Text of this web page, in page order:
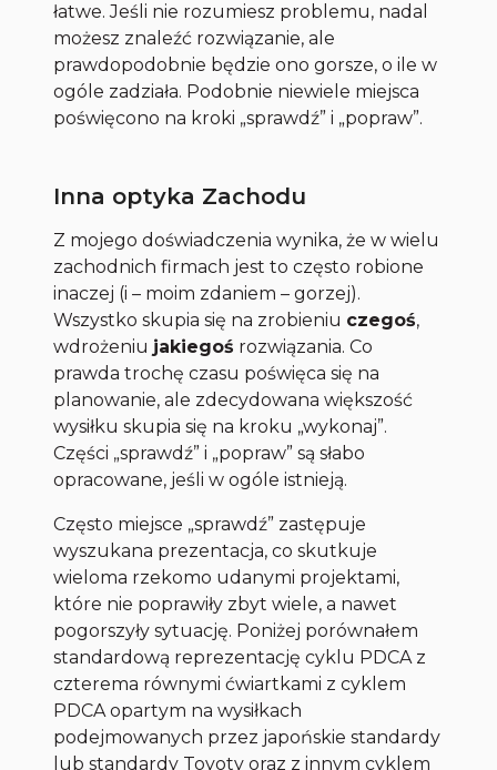
łatwe. Jeśli nie rozumiesz problemu, nadal
możesz znaleźć rozwiązanie, ale
prawdopodobnie będzie ono gorsze, o ile w
ogóle zadziała. Podobnie niewiele miejsca
poświęcono na kroki „sprawdź” i „popraw”.
Inna optyka Zachodu
Z mojego doświadczenia wynika, że w wielu
zachodnich firmach jest to często robione
inaczej (i – moim zdaniem – gorzej).
Wszystko skupia się na zrobieniu czegoś,
wdrożeniu jakiegoś rozwiązania. Co
prawda trochę czasu poświęca się na
planowanie, ale zdecydowana większość
wysiłku skupia się na kroku „wykonaj”.
Części „sprawdź” i „popraw” są słabo
opracowane, jeśli w ogóle istnieją.
Często miejsce „sprawdź” zastępuje
wyszukana prezentacja, co skutkuje
wieloma rzekomo udanymi projektami,
które nie poprawiły zbyt wiele, a nawet
pogorszyły sytuację. Poniżej porównałem
standardową reprezentację cyklu PDCA z
czterema równymi ćwiartkami z cyklem
PDCA opartym na wysiłkach
podejmowanych przez japońskie standardy
lub standardy Toyoty oraz z innym cyklem